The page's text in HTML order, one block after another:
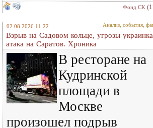
Фонд СК
02.08.2026 11:22 Анализ, события,
Взрыв на Садовом кольце, угрозы
атака на Саратов. Хроника
В ресторане на
Кудринской
площади в
Москве
произошел подрыв